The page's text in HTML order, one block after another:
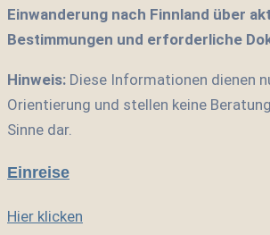
Einwanderung nach Finnland über
Bestimmungen und erforderliche
Hinweis: Diese Informationen dienen
Orientierung und stellen keine
Sinne dar.
Einreise
Hier klicken